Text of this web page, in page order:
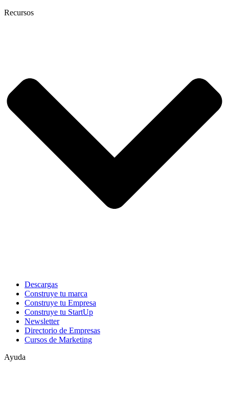
Recursos
Descargas
Construye tu marca
Construye tu Empresa
Construye tu StartUp
Newsletter
Directorio de Empresas
Cursos de Marketing
Ayuda